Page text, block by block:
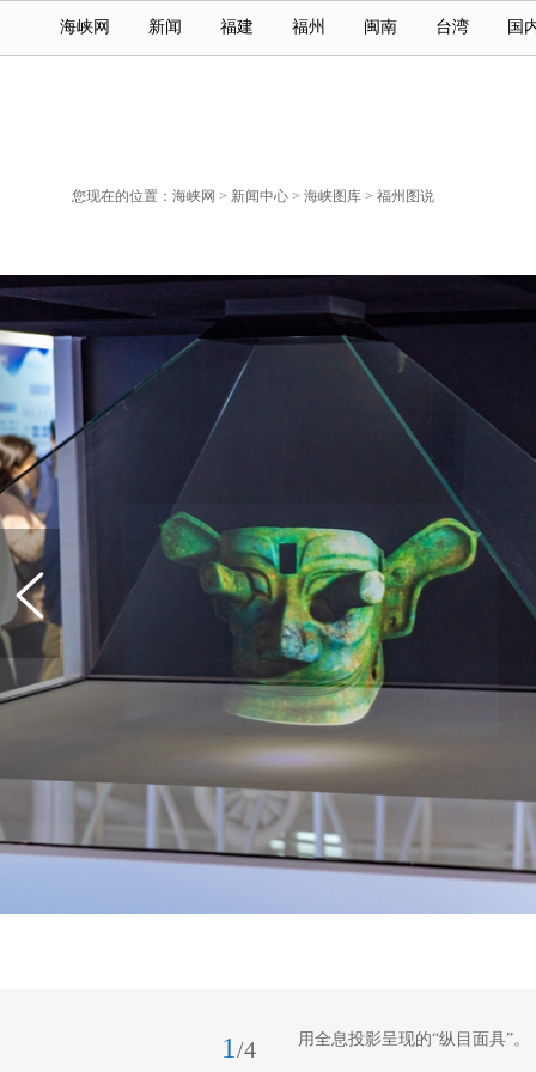
海峡网 新闻 福建 福州 闽南 台湾 国
您现在的位置： 海峡网 > 新闻中心 > 海峡图库 > 福州图说
1 /4 用全息投影呈现的“纵目面具”。